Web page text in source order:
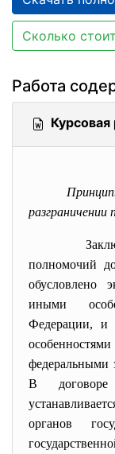
Сколько
Работа
разграничении
полномочий
обусловлено
иными
Федерации, и
особенностями
федеральными
В договоре
органов